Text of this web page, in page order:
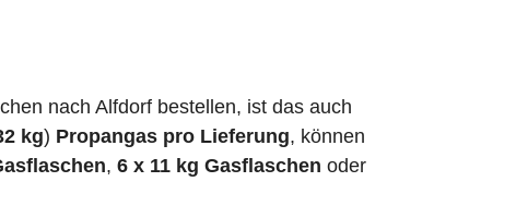
nach Alfdorf bestellen, ist das auch
kg) Propangas pro Lieferung, können
, 6 x 11 kg Gasflaschen oder